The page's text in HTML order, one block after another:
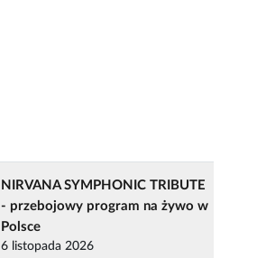
NIRVANA SYMPHONIC TRIBUTE
- przebojowy program na żywo w
Polsce
6 listopada 2026